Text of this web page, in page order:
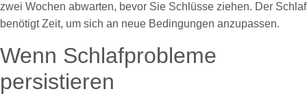
zwei Wochen abwarten, bevor Sie Schlüsse ziehen. Der Schlaf
benötigt Zeit, um sich an neue Bedingungen anzupassen.
Wenn Schlafprobleme
persistieren